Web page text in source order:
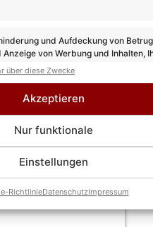
und Aufdeckung von
von Werbung und Inhalten,
und übermitteln.
über diese Zwecke
Akzeptieren
Nur funktionale
Einstellungen
RichtlinieDatenschutzImpressum